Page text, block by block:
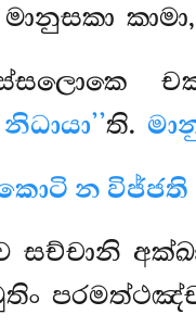
ති.
න විජ්ජති
සච්චානි